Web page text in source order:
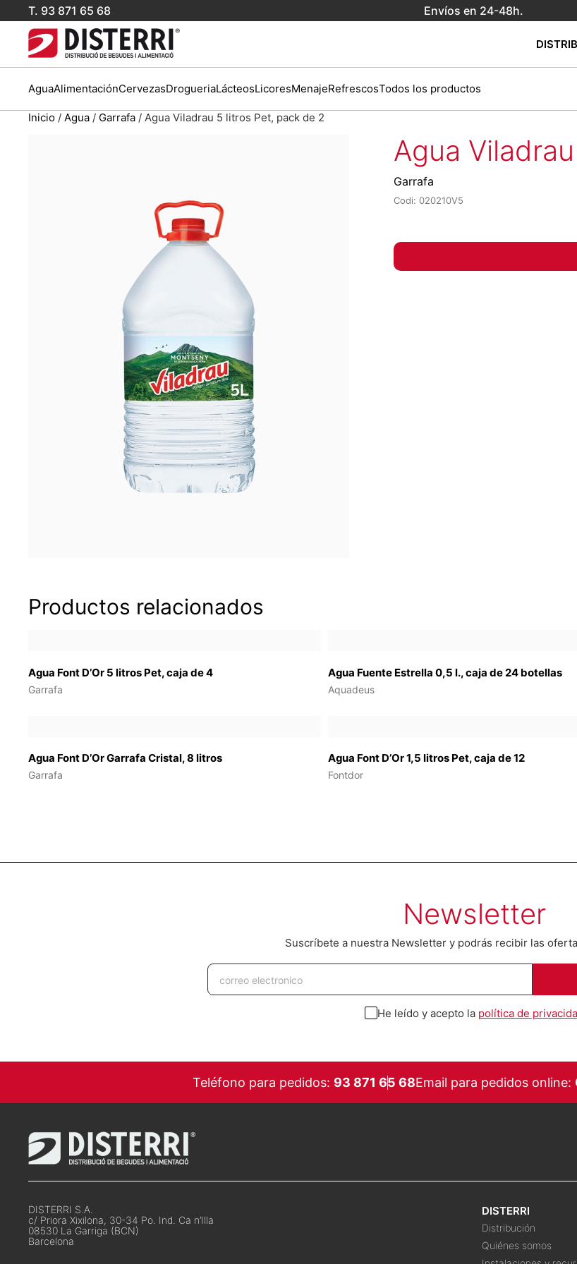
T. 93 871 65 68 Envíos en 24-48h.
AguaAlimentaciónCervezasDrogueriaLácteosLicoresMenajeRefrescosTodos los productos
Inicio / Agua / Garrafa / Agua Viladrau 5 litros Pet, pack de 2
Agua
Garrafa
Codi: 020210V5
Productos relacionados
Agua Font D’Or 5 litros Pet, caja de 4
Garrafa
Agua Fuente Estrella 0,5 l., caja de 24 botellas
Aquadeus
Agua Font D’Or Garrafa Cristal, 8 litros
Garrafa
Agua Font D’Or 1,5 litros Pet, caja de 12
Fontdor
Newsletter
Suscríbete a nuestra Newsletter y podrás recibir las
He leído y acepto la política de
Teléfono para pedidos: 93 871 65 68Email para pedidos online:
DISTERRI S.A.
c/ Priora Xixilona, 30-34 Po. Ind. Ca n’Illa
08530 La Garriga (BCN)
Barcelona
DISTERRI
Distribución
Quiénes somos